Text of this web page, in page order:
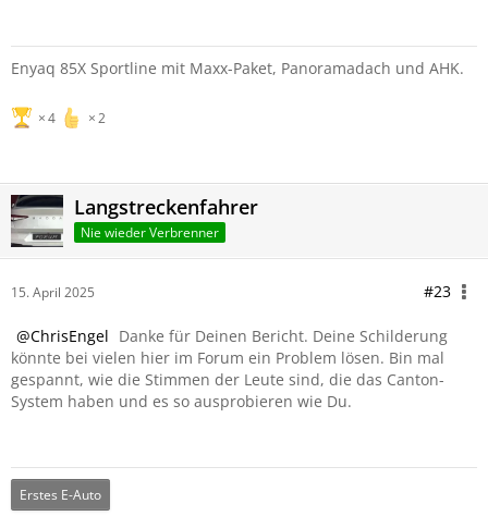
Enyaq 85X Sportline mit Maxx-Paket, Panoramadach und AHK.
4 2
Langstreckenfahrer
Nie wieder Verbrenner
15. April 2025 #23
ChrisEngel Danke für Deinen Bericht. Deine Schilderung
könnte bei vielen hier im Forum ein Problem lösen. Bin mal
gespannt, wie die Stimmen der Leute sind, die das Canton-
System haben und es so ausprobieren wie Du.
Erstes E-Auto